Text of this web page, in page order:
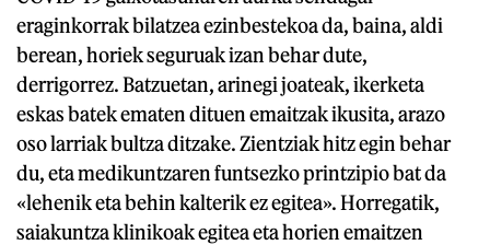
eraginkorrak bilatzea ezinbestekoa da, baina, aldi
berean, horiek seguruak izan behar dute,
derrigorrez. Batzuetan, arinegi joateak, ikerketa
eskas batek ematen dituen emaitzak ikusita, arazo
oso larriak bultza ditzake. Zientziak hitz egin behar
du, eta medikuntzaren funtsezko printzipio bat da
«lehenik eta behin kalterik ez egitea». Horregatik,
saiakuntza klinikoak egitea eta horien emaitzen